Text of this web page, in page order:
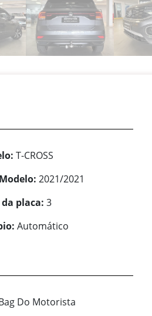
T-CROSS
2021/2021
placa: 3
Automático
Do Motorista